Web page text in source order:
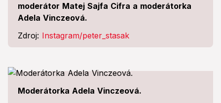
moderátor Matej Sajfa Cifra a moderátorka
Adela Vinczeová.
Zdroj: Instagram/peter_stasak
Moderátorka Adela Vinczeová.